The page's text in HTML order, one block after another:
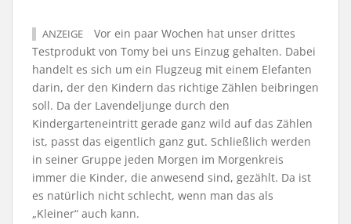
ANZEIGE
Vor ein paar Wochen hat unser drittes
Testprodukt von Tomy bei uns Einzug gehalten. Dabei
handelt es sich um ein Flugzeug mit einem Elefanten
darin, der den Kindern das richtige Zählen beibringen
soll. Da der Lavendeljunge durch den
Kindergarteneintritt gerade ganz wild auf das Zählen
ist, passt das eigentlich ganz gut. Schließlich werden
in seiner Gruppe jeden Morgen im Morgenkreis
immer die Kinder, die anwesend sind, gezählt. Da ist
es natürlich nicht schlecht, wenn man das als
„Kleiner“ auch kann.